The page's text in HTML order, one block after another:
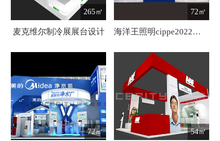
265㎡
麦克维尔制冷展展台设计
72㎡
海洋王照明cippe2022振威国际石油展展台设计
72㎡ 54㎡